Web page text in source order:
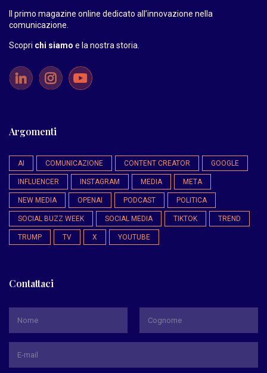
Il primo magazine online dedicato all’innovazione nella
comunicazione.
Scopri chi siamo e la nostra storia
Argomenti
AI COMUNICAZIONE CONTENT CREATOR GOOGLE
INFLUENCER INSTAGRAM MEDIA META
NEW MEDIA OPENAI PODCAST POLITICA
SOCIAL BUZZ WEEK SOCIAL MEDIA TIKTOK TREND
TRUMP TV X YOUTUBE
Contattaci